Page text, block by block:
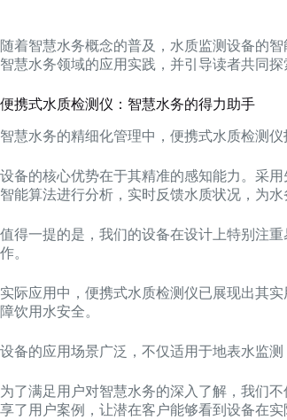
随着智慧水务概念的普及，水质监测设备的
智慧水务领域的应用实践，并引导读者共同探
便携式水质检测仪：智慧水务的得力助手
智慧水务的精细化管理中，便携式水质检测
设备的核心优势在于其精准的感知能力。采
智能算法进行分析，实时反馈水质状况，为水
值得一提的是，我们的设备在设计上特别注
作。
实际应用中，便携式水质检测仪已展现出其
障饮用水安全。
设备的应用场景广泛，不仅适用于地表水监
为了满足用户对智慧水务的深入了解，我们
享了用户案例，让潜在客户能够看到设备在实